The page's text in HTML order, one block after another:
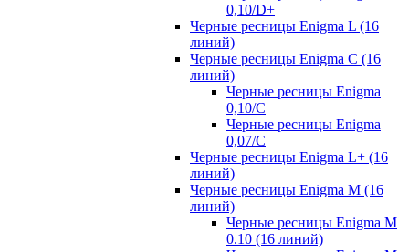
0,10/D+
Черные ресницы Enigma L (16
линий)
Черные ресницы Enigma C (16
линий)
Черные ресницы Enigma
0,10/C
Черные ресницы Enigma
0,07/С
Черные ресницы Enigma L+ (16
линий)
Черные ресницы Enigma M (16
линий)
Черные ресницы Enigma M
0.10 (16 линий)